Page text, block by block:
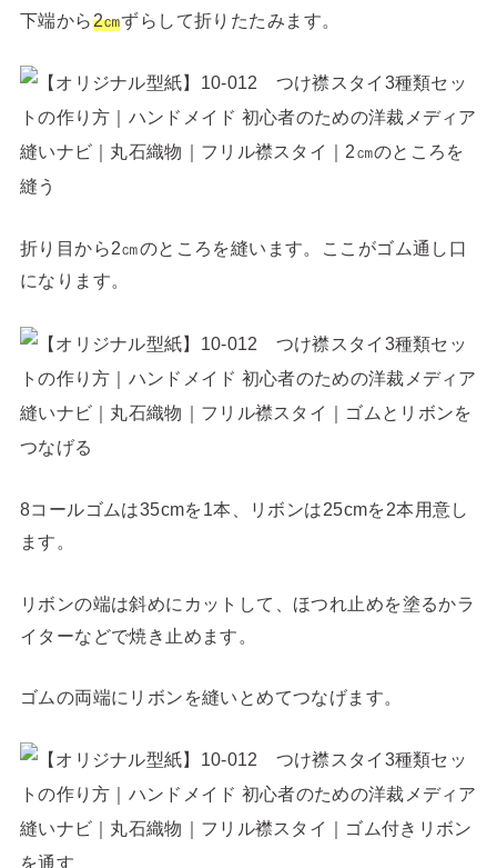
下端から2㎝ずらして折りたたみます。
折り目から2㎝のところを縫います。ここがゴム通し口
になります。
8コールゴムは35cmを1本、リボンは25cmを2本用意し
ます。
リボンの端は斜めにカットして、ほつれ止めを塗るかラ
イターなどで焼き止めます。
ゴムの両端にリボンを縫いとめてつなげます。